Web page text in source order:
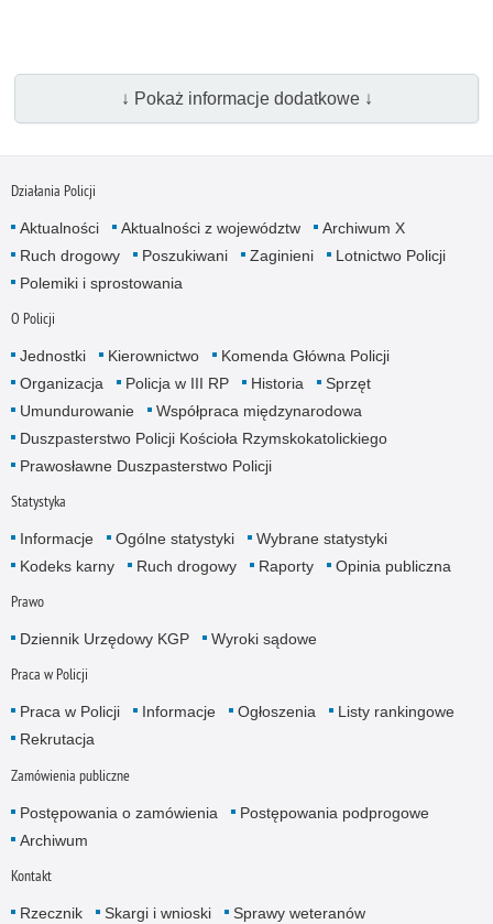
↓ Pokaż informacje dodatkowe ↓
Działania Policji
Aktualności Aktualności z województw
Archiwum X
Ruch drogowy
Poszukiwani Zaginieni
Lotnictwo Policji
Polemiki i sprostowania
O Policji
Jednostki Kierownictwo
Komenda Główna Policji
Organizacja
Policja w III RP Historia
Sprzęt
Umundurowanie
Współpraca międzynarodowa
Duszpasterstwo Policji Kościoła Rzymskokatolickiego
Prawosławne Duszpasterstwo Policji
Statystyka
Informacje Ogólne statystyki
Wybrane statystyki
Kodeks karny
Ruch drogowy Raporty Opinia publiczna
Prawo
Dziennik Urzędowy KGP Wyroki sądowe
Praca w Policji
Praca w Policji Informacje Ogłoszenia
Listy rankingowe
Rekrutacja
Zamówienia publiczne
Postępowania o zamówienia
Postępowania podprogowe
Archiwum
Kontakt
Rzecznik Skargi i wnioski Sprawy weteranów